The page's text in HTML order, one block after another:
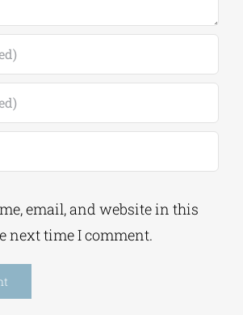
email, and website in this
next time I comment.